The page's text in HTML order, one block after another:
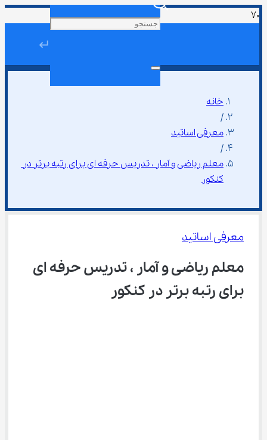
↵
خانه
/
معرفی اساتید
/
معلم ریاضی و آمار ، تدریس حرفه‌ ای برای رتبه برتر در
کنکور
معرفی اساتید
معلم ریاضی و آمار ، تدریس حرفه‌ ای
برای رتبه برتر در کنکور